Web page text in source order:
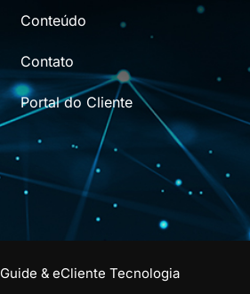
Conteúdo
Contato
Portal do Cliente
Guide & eCliente Tecnologia